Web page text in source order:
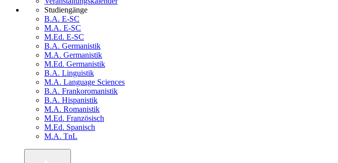
Studiengänge
B.A. E-SC
M.A. E-SC
M.Ed. E-SC
B.A. Germanistik
M.A. Germanistik
M.Ed. Germanistik
B.A. Linguistik
M.A. Language Sciences
B.A. Frankoromanistik
B.A. Hispanistik
M.A. Romanistik
M.Ed. Französisch
M.Ed. Spanisch
M.A. TnL